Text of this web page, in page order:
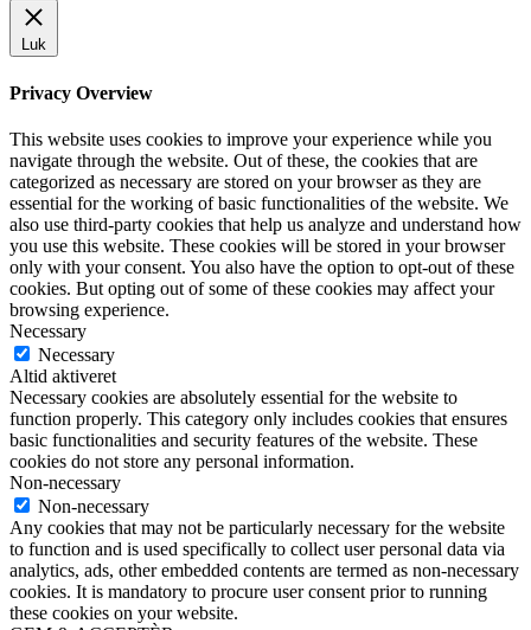
Luk
Privacy Overview
This website uses cookies to improve your experience while you
navigate through the website. Out of these, the cookies that are
categorized as necessary are stored on your browser as they are
essential for the working of basic functionalities of the website. We
also use third-party cookies that help us analyze and understand how
you use this website. These cookies will be stored in your browser
only with your consent. You also have the option to opt-out of these
cookies. But opting out of some of these cookies may affect your
browsing experience.
Necessary
Necessary
Altid aktiveret
Necessary cookies are absolutely essential for the website to
function properly. This category only includes cookies that ensures
basic functionalities and security features of the website. These
cookies do not store any personal information.
Non-necessary
Non-necessary
Any cookies that may not be particularly necessary for the website
to function and is used specifically to collect user personal data via
analytics, ads, other embedded contents are termed as non-necessary
cookies. It is mandatory to procure user consent prior to running
these cookies on your website.